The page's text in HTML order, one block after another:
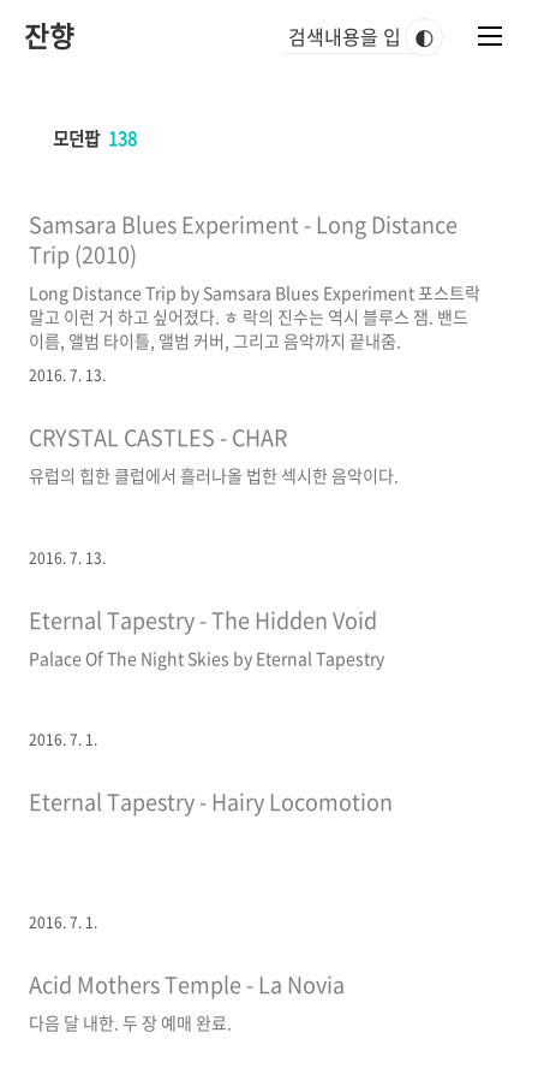
잔향 🌓
모던팝 138
Samsara Blues Experiment - Long Distance
Trip (2010)
Long Distance Trip by Samsara Blues Experiment 포스트락
말고 이런 거 하고 싶어졌다. ㅎ 락의 진수는 역시 블루스 잼. 밴드
이름, 앨범 타이틀, 앨범 커버, 그리고 음악까지 끝내줌.
2016. 7. 13.
CRYSTAL CASTLES - CHAR
유럽의 힙한 클럽에서 흘러나올 법한 섹시한 음악이다.
2016. 7. 13.
Eternal Tapestry - The Hidden Void
Palace Of The Night Skies by Eternal Tapestry
2016. 7. 1.
Eternal Tapestry - Hairy Locomotion
2016. 7. 1.
Acid Mothers Temple - La Novia
다음 달 내한. 두 장 예매 완료.